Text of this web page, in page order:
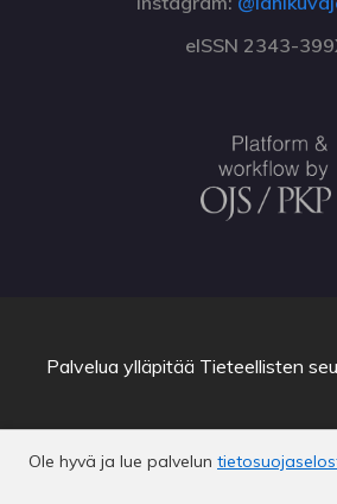
eISSN 2343-
Ole hyvä ja lue palvelun
Palvelua ylläpitää Tieteellisten